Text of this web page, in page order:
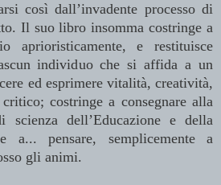
così dall’invadente processo di
Il suo libro insomma costringe a
aprioristicamente, e restituisce
individuo che si affida a un
ed esprimere vitalità, creatività,
costringe a consegnare alla
dell’Educazione e della
a... pensare, semplicemente a
gli animi.